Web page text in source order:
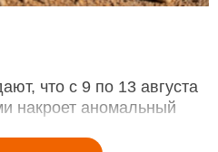
что с 9 по 13 августа
накроет аномальный